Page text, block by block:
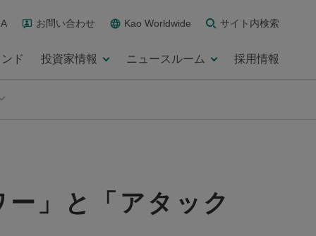
お問い合わせ Kao Worldwide サイト内検索
ド 投資家情報 ニュースルーム 採用情報
」と「アタック